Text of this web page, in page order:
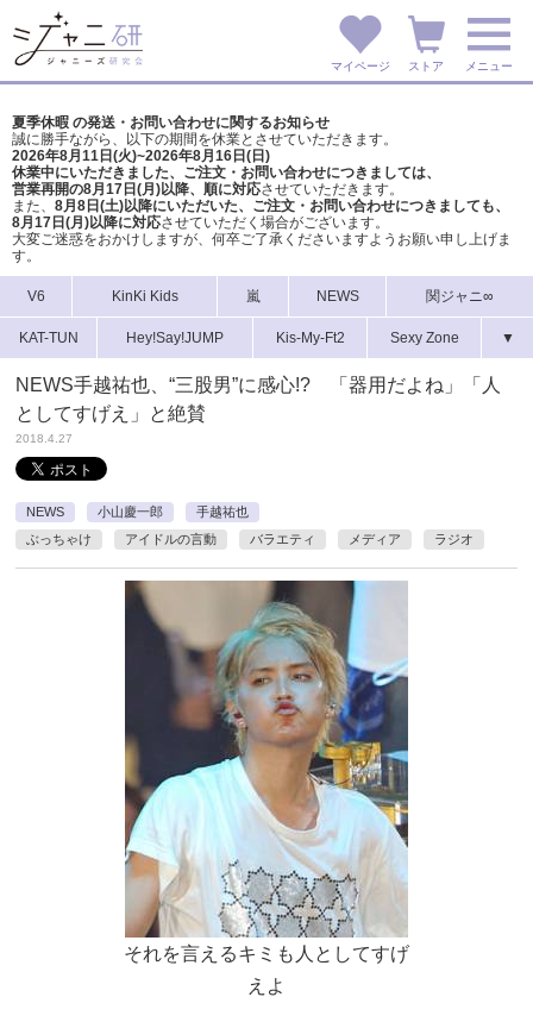
マイページ ストア メニュー
夏季休暇 の発送・お問い合わせに関するお知らせ
誠に勝手ながら、以下の期間を休業とさせていただきます。
2026年8月11日(火)~2026年8月16日(日)
休業中にいただきました、ご注文・お問い合わせにつきましては、
営業再開の8月17日(月)以降、順に対応させていただきます。
また、 8月8日(土)以降にいただいた、ご注文・ お問い合わせにつきましても、
8月17日(月)以降に対応させていただく場合がございます。
大変ご迷惑をおかけしますが、 何卒ご了承くださいますようお願い申し上げま
す。
V6 KinKi Kids 嵐 NEWS 関ジャニ∞
KAT-TUN Hey!Say!JUMP Kis-My-Ft2 Sexy Zone ▼
NEWS手越祐也、“三股男”に感心!? 「器用だよね」「人
としてすげえ」と絶賛
2018.4.27
NEWS 小山慶一郎
手越祐也
ぶっちゃけ
アイドルの言動 バラエティ メディア ラジオ
それを言えるキミも人としてすげ
えよ